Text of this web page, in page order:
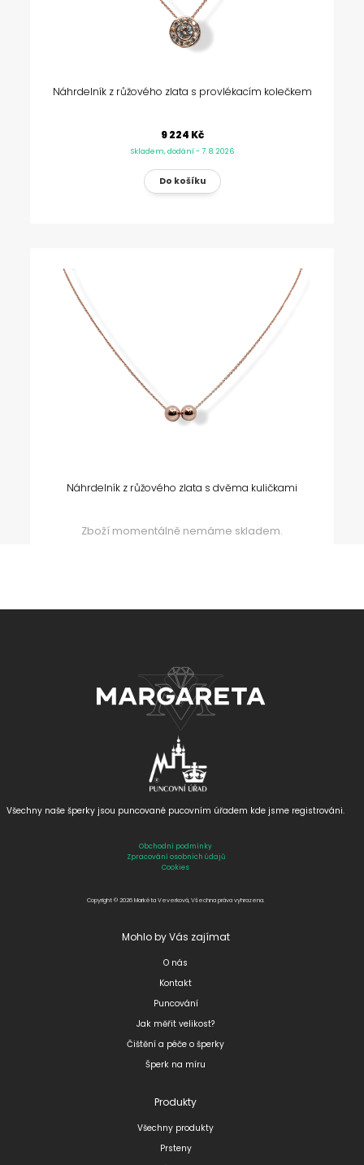
Náhrdelník z růžového zlata s provlékacím kolečkem
9 224 Kč
Skladem, dodání - 7. 8. 2026
Náhrdelník z růžového zlata s dvěma kuličkami
Zboží momentálně nemáme skladem.
Všechny naše šperky jsou puncované pucovním úřadem kde jsme registrováni.
Obchodní podmínky
Zpracování osobních údajů
Cookies
Copyright © 2026 Markéta Veverková, Všechna práva vyhrazena.
Mohlo by Vás zajímat
O nás
Kontakt
Puncování
Jak měřit velikost?
Čištění a péče o šperky
Šperk na míru
Produkty
Všechny produkty
Prsteny